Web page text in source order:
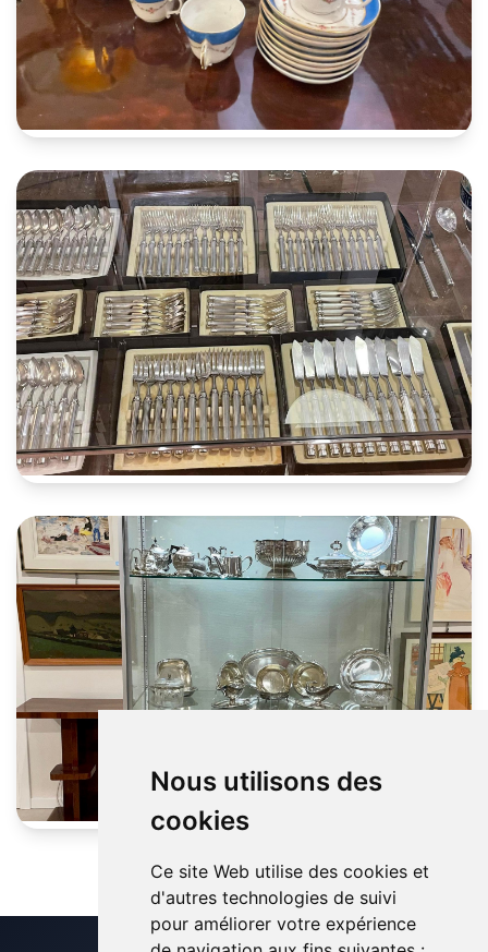
Nous utilisons des
cookies
Ce site Web utilise des cookies et
d'autres technologies de suivi
pour améliorer votre expérience